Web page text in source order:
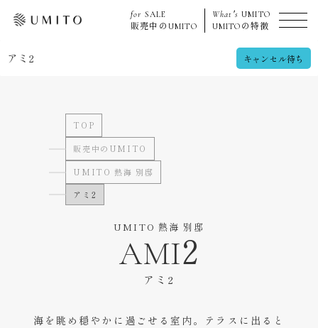
for SALE
販売中の UMITO
What's UMITO
UMITO の特徴
アミ2 キャンセル待ち
TOP
販売中のUMITO
UMITO 熱海 別邸
アミ2
UMITO 熱海 別邸
AMI2
アミ2
海を眺め穏やかに過ごせる室内。テラスに出ると